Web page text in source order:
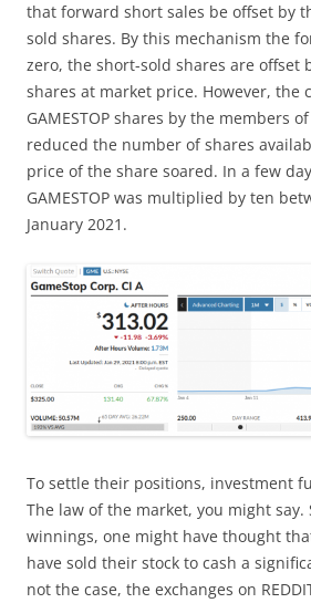
that forward short sales be offset by
sold shares. By this mechanism the
zero, the short-sold shares are offset
shares at market price. However, the
GAMESTOP shares by the members
reduced the number of shares
price of the share soared. In a few
GAMESTOP was multiplied by ten
January 2021.
To settle their positions, investment
The law of the market, you might say.
winnings, one might have thought
have sold their stock to cash a
not the case, the exchanges on